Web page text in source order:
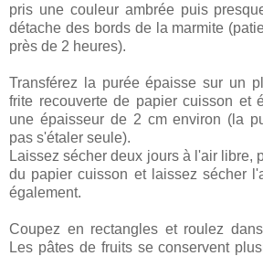
pris une couleur ambrée puis
détache des bords de la marmite
près de 2 heures).
Transférez la purée épaisse sur un
frite recouverte de papier cuisson et
une épaisseur de 2 cm environ (la
pas s'étaler seule).
Laissez sécher deux jours à l'air libre,
du papier cuisson et laissez sécher
également.
Coupez en rectangles et roulez
Les pâtes de fruits se conservent